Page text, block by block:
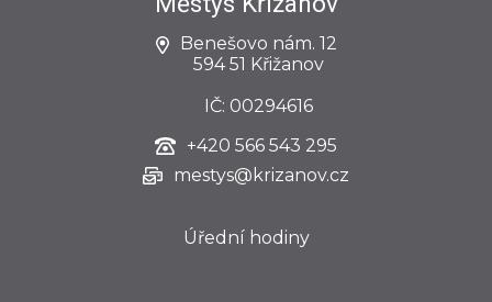
Benešovo nám. 12
594 51 Křižanov
IČ: 00294616
+420 566 543 295
mestys@krizanov.cz
Úřední hodiny